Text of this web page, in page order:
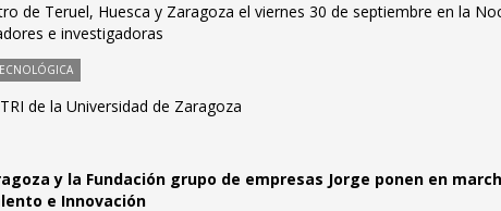
de Teruel, Huesca y Zaragoza el viernes 30 de septiembre en la
e investigadoras
de la Universidad de Zaragoza
y la Fundación grupo de empresas Jorge ponen en
e Innovación